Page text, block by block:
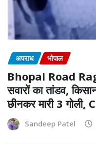
अपराध भोपाल
Bhopal Road
सवारों का तांडव,
छीनकर मारी 3 गोली,
Sandeep Patel